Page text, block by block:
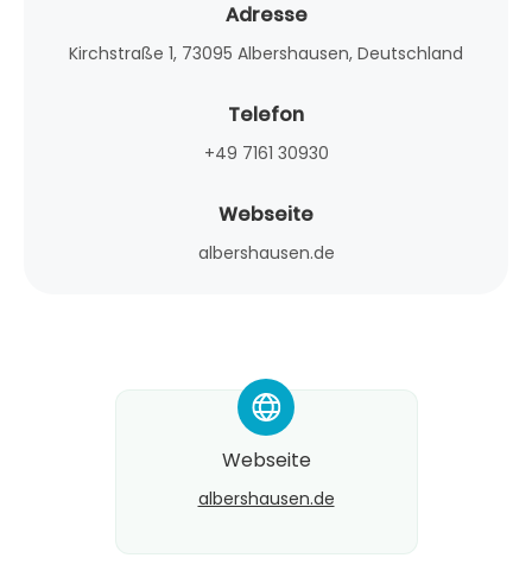
Adresse
Kirchstraße 1, 73095 Albershausen, Deutschland
Telefon
+49 7161 30930
Webseite
albershausen.de
*
Webseite
albershausen.de